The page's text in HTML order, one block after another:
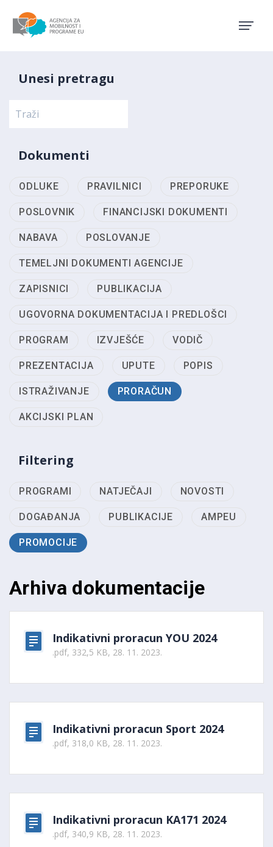
Unesi pretragu
Dokumenti
ODLUKE PRAVILNICI PREPORUKE
POSLOVNIK FINANCIJSKI DOKUMENTI
NABAVA POSLOVANJE
TEMELJNI DOKUMENTI AGENCIJE
ZAPISNICI PUBLIKACIJA
UGOVORNA DOKUMENTACIJA I PREDLOŠCI
PROGRAM IZVJEŠĆE VODIČ
PREZENTACIJA UPUTE POPIS
ISTRAŽIVANJE PRORAČUN
AKCIJSKI PLAN
Filtering
PROGRAMI NATJEČAJI NOVOSTI
DOGAĐANJA PUBLIKACIJE AMPEU
PROMOCIJE
Arhiva dokumentacije
Indikativni proracun YOU 2024
.pdf, 332,5 KB, 28. 11. 2023.
Indikativni proracun Sport 2024
.pdf, 318,0 KB, 28. 11. 2023.
Indikativni proracun KA171 2024
.pdf, 340,9 KB, 28. 11. 2023.